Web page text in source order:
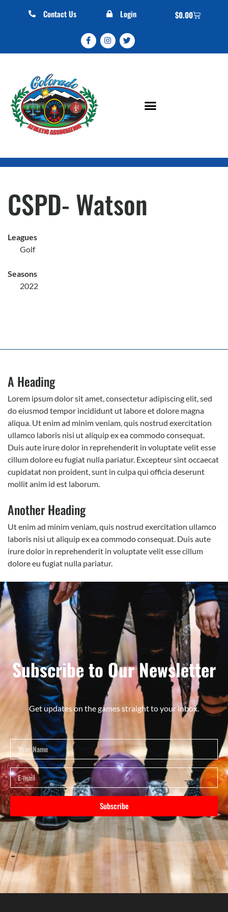
Contact Us Login $0.00
CSPD- Watson
Leagues
Golf
Seasons
2022
A Heading
Lorem ipsum dolor sit amet, consectetur adipiscing elit, sed
do eiusmod tempor incididunt ut labore et dolore magna
aliqua. Ut enim ad minim veniam, quis nostrud exercitation
ullamco laboris nisi ut aliquip ex ea commodo consequat.
Duis aute irure dolor in reprehenderit in voluptate velit esse
cillum dolore eu fugiat nulla pariatur. Excepteur sint occaecat
cupidatat non proident, sunt in culpa qui officia deserunt
mollit anim id est laborum.
Another Heading
Ut enim ad minim veniam, quis nostrud exercitation ullamco
laboris nisi ut aliquip ex ea commodo consequat. Duis aute
irure dolor in reprehenderit in voluptate velit esse cillum
dolore eu fugiat nulla pariatur.
Subscribe to Our Newsletter
Get updates on the games straight to your inbox.
Subscribe